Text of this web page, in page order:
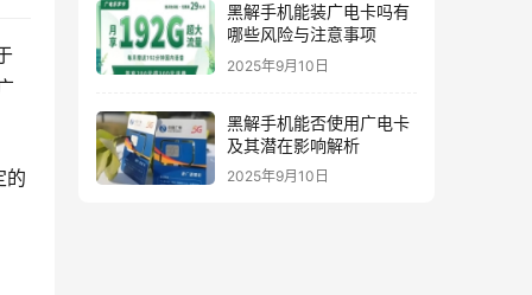
的
黑解手机能装广电卡吗有
哪些风险与注意事项
2025年9月10日
黑解手机能否使用广电卡
及其潜在影响解析
2025年9月10日